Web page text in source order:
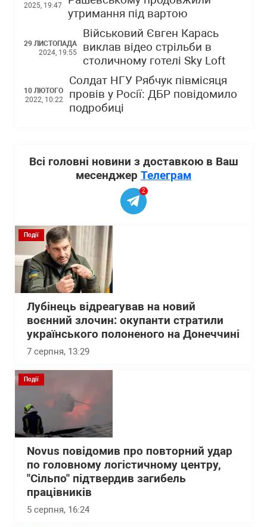
2025, 19:47
утримання під вартою
29 ЛИСТОПАДА
2024, 19:55
Військовий Євген Карась
виклав відео стрільби в
столичному готелі Sky Loft
10 ЛЮТОГО
2022, 10:22
Солдат НГУ Рябчук півмісяця
провів у Росії: ДБР повідомило
подробиці
Всі головні новини з доставкою в Ваш
месенджер Телеграм
2
Події
Лубінець відреагував на новий
воєнний злочин: окупанти стратили
українського полоненого на Донеччині
7 серпня, 13:29
Події
Novus повідомив про повторний удар
по головному логістичному центру,
"Сільпо" підтвердив загибель
працівників
5 серпня, 16:24